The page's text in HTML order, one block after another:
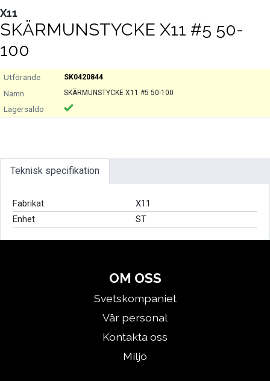
Kontakt
X11
SKÄRMUNSTYCKE X11 #5 50-
100
SK0420844
SKÄRMUNSTYCKE X11 #5 50-100
Teknisk specifikation
Fabrikat
X11
Enhet
ST
OM OSS
Svetskompaniet
Vår personal
Kontakta oss
Miljö